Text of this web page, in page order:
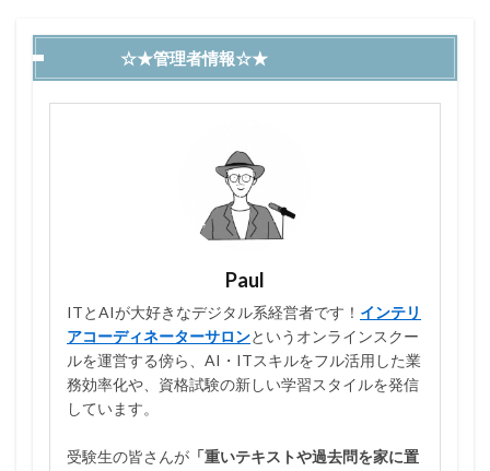
☆★管理者情報☆★
Paul
ITとAIが大好きなデジタル系経営者です！ インテリ
アコーディネーターサロンというオンラインスクー
ルを運営する傍ら、AI・ITスキルをフル活用した業
務効率化や、資格試験の新しい学習スタイルを発信
しています。
受験生の皆さんが 「重いテキストや過去問を家に置